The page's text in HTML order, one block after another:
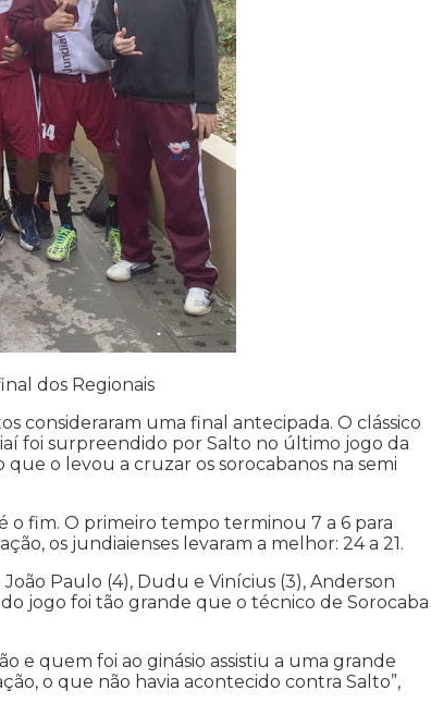
dos Regionais
consideraram uma final antecipada. O clássico
foi surpreendido por Salto no último jogo da
o levou a cruzar os sorocabanos na semi
o fim. O primeiro tempo terminou 7 a 6 para
os jundiaienses levaram a melhor: 24 a 21.
Paulo (4), Dudu e Vinícius (3), Anderson
jogo foi tão grande que o técnico de Sorocaba
e quem foi ao ginásio assistiu a uma grande
o que não havia acontecido contra Salto”,